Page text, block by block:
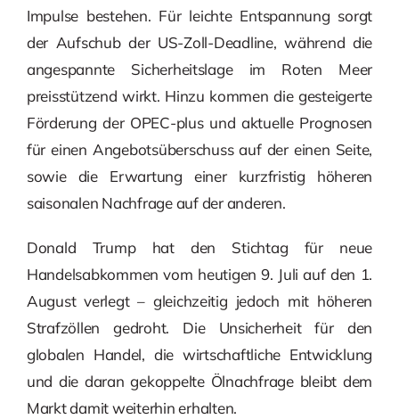
Impulse bestehen. Für leichte Entspannung sorgt
der Aufschub der US-Zoll-Deadline, während die
angespannte Sicherheitslage im Roten Meer
preisstützend wirkt. Hinzu kommen die gesteigerte
Förderung der OPEC-plus und aktuelle Prognosen
für einen Angebotsüberschuss auf der einen Seite,
sowie die Erwartung einer kurzfristig höheren
saisonalen Nachfrage auf der anderen.
Donald Trump hat den Stichtag für neue
Handelsabkommen vom heutigen 9. Juli auf den 1.
August verlegt – gleichzeitig jedoch mit höheren
Strafzöllen gedroht. Die Unsicherheit für den
globalen Handel, die wirtschaftliche Entwicklung
und die daran gekoppelte Ölnachfrage bleibt dem
Markt damit weiterhin erhalten.